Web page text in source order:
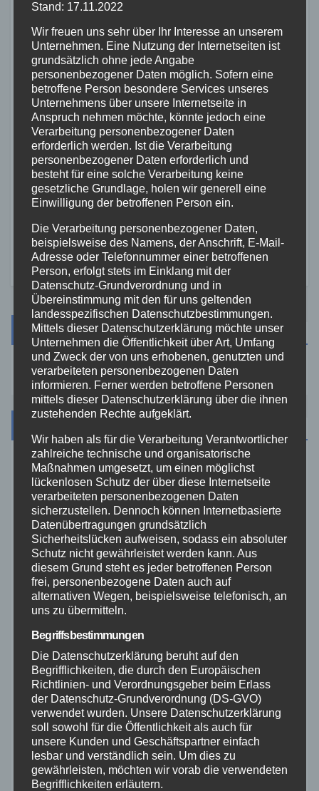
FEUERWEHR NEUWIED
Feuerwehr verhindert
Übergreifen auf Waldgebiet
7. AUG. 2026
FEUERWEHR NEUWIED POLIZEI
Waldbrand bei Leutesdorf
schnell gelöscht –
erhöhter Brandgefahr
7. AUG. 2026
Suche
Aktuelles
Allgemein
Altenkirchen
Bundespolizei
Hilfsorganisationen
Mayen-Koblenz
Neuwied
Polizei
Stand: 17.11.2022
Wir freuen uns sehr über Ihr Interesse an unserem
Unternehmen. Eine Nutzung der Internetseiten ist
grundsätzlich ohne jede Angabe
personenbezogener Daten möglich. Sofern eine
betroffene Person besondere Services unseres
Unternehmens über unsere Internetseite in
Anspruch nehmen möchte, könnte jedoch eine
Verarbeitung personenbezogener Daten
erforderlich werden. Ist die Verarbeitung
personenbezogener Daten erforderlich und
besteht für eine solche Verarbeitung keine
gesetzliche Grundlage, holen wir generell eine
Einwilligung der betroffenen Person ein.
Die Verarbeitung personenbezogener Daten,
beispielsweise des Namens, der Anschrift, E-Mail-
Adresse oder Telefonnummer einer betroffenen
Person, erfolgt stets im Einklang mit der
Datenschutz-Grundverordnung und in
Übereinstimmung mit den für uns geltenden
landesspezifischen Datenschutzbestimmungen.
Mittels dieser Datenschutzerklärung möchte unser
Unternehmen die Öffentlichkeit über Art, Umfang
und Zweck der von uns erhobenen, genutzten und
verarbeiteten personenbezogenen Daten
informieren. Ferner werden betroffene Personen
mittels dieser Datenschutzerklärung über die ihnen
zustehenden Rechte aufgeklärt.
Wir haben als für die Verarbeitung Verantwortlicher
zahlreiche technische und organisatorische
Maßnahmen umgesetzt, um einen möglichst
lückenlosen Schutz der über diese Internetseite
verarbeiteten personenbezogenen Daten
sicherzustellen. Dennoch können Internetbasierte
Datenübertragungen grundsätzlich
Sicherheitslücken aufweisen, sodass ein absoluter
Schutz nicht gewährleistet werden kann. Aus
diesem Grund steht es jeder betroffenen Person
frei, personenbezogene Daten auch auf
alternativen Wegen, beispielsweise telefonisch, an
uns zu übermitteln.
Begriffsbestimmungen
Die Datenschutzerklärung beruht auf den
Begrifflichkeiten, die durch den Europäischen
Richtlinien- und Verordnungsgeber beim Erlass
der Datenschutz-Grundverordnung (DS-GVO)
verwendet wurden. Unsere Datenschutzerklärung
soll sowohl für die Öffentlichkeit als auch für
unsere Kunden und Geschäftspartner einfach
lesbar und verständlich sein. Um dies zu
gewährleisten, möchten wir vorab die verwendeten
Begrifflichkeiten erläutern.